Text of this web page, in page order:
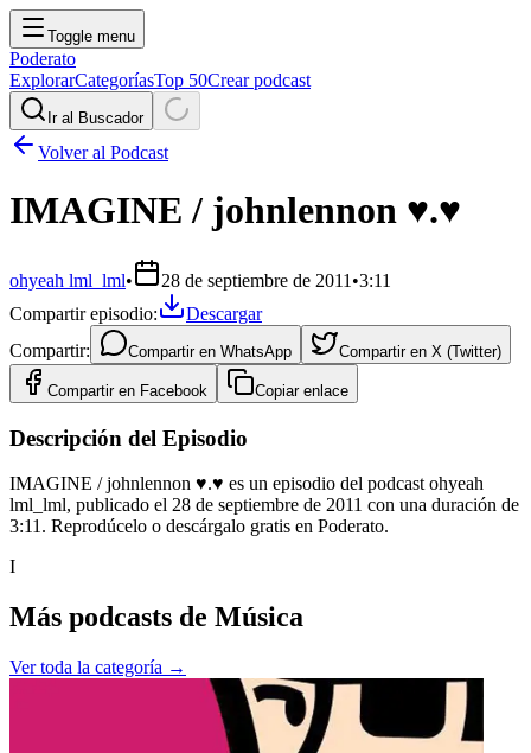
Toggle menu
Poderato
ExplorarCategoríasTop 50Crear podcast
Ir al Buscador
Volver al Podcast
IMAGINE / johnlennon ♥.♥
ohyeah lml_lml• 28 de septiembre de 2011 •3:11
Compartir episodio:
Descargar
Compartir:
Compartir en WhatsApp Compartir en X (Twitter)
Compartir en Facebook Copiar enlace
Descripción del Episodio
IMAGINE / johnlennon ♥.♥ es un episodio del podcast ohyeah
lml_lml, publicado el 28 de septiembre de 2011 con una duración de
3:11. Reprodúcelo o descárgalo gratis en Poderato.
I
Más podcasts de Música
Ver toda la categoría →